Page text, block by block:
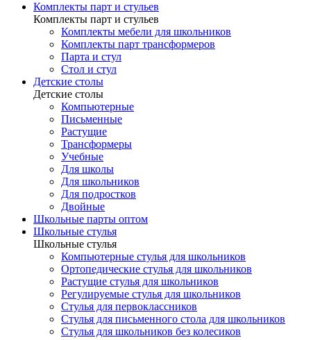
Комплекты парт и стульев
Комплекты парт и стульев
Комплекты мебели для школьников
Комплекты парт трансформеров
Парта и стул
Стол и стул
Детские столы
Детские столы
Компьютерные
Письменные
Растущие
Трансформеры
Учебные
Для школы
Для школьников
Для подростков
Двойные
Школьные парты оптом
Школьные стулья
Школьные стулья
Компьютерные стулья для школьников
Ортопедические стулья для школьников
Растущие стулья для школьников
Регулируемые стулья для школьников
Стулья для первоклассников
Стулья для письменного стола для школьников
Стулья для школьников без колесиков